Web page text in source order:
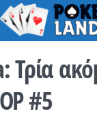
Τρία
#5